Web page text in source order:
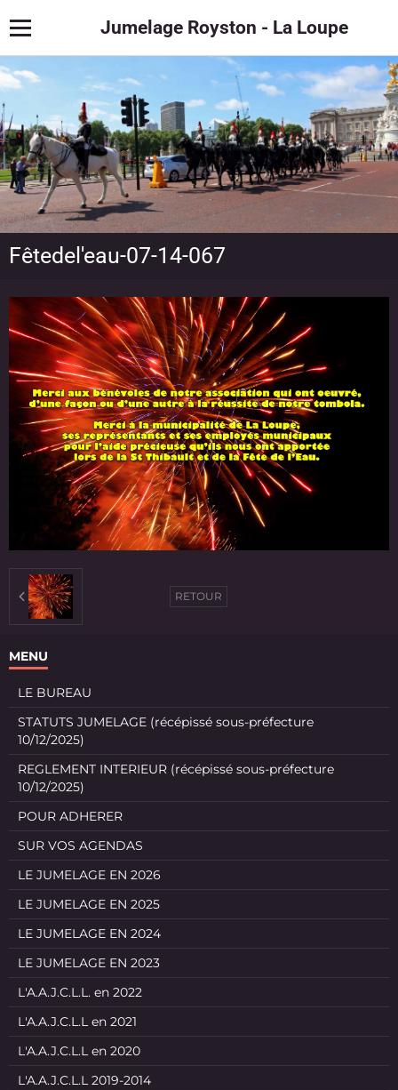
Jumelage Royston - La Loupe
Fêtedel'eau-07-14-067
RETOUR
MENU
LE BUREAU
STATUTS JUMELAGE (récépissé sous-préfecture
10/12/2025)
REGLEMENT INTERIEUR (récépissé sous-préfecture
10/12/2025)
POUR ADHERER
SUR VOS AGENDAS
LE JUMELAGE EN 2026
LE JUMELAGE EN 2025
LE JUMELAGE EN 2024
LE JUMELAGE EN 2023
L'A.A.J.C.L.L. en 2022
L'A.A.J.C.L.L en 2021
L'A.A.J.C.L.L en 2020
L'A.A.J.C.L.L 2019-2014